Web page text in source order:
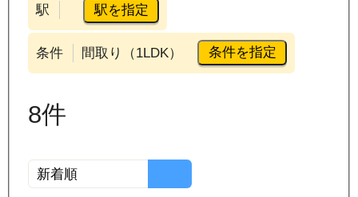
駅 駅を指定
条件 間取り（1LDK） 条件を指定
8件